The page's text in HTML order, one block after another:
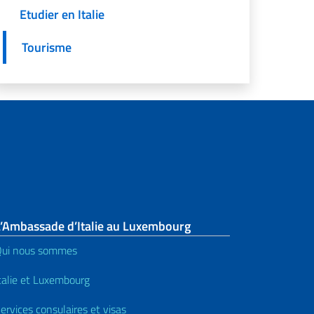
Etudier en Italie
Tourisme
d’Italie au Luxembourg
nous sommes
et Luxembourg
consulaires et visas